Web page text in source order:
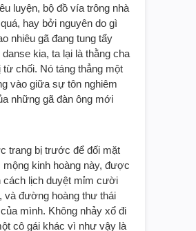
luyện, bộ đồ vía trông nhà
hay bởi nguyên do gì
nhiêu gã đang tung tẩy
danse kia, ta lại là thằng cha
từ chối. Nó táng thẳng một
vào giữa sự tôn nghiêm
những gã đàn ông mới
trang bị trước để đối mặt
kinh hoàng này, được
cách lịch duyệt mỉm cười
và đường hoàng thư thái
mình. Không nhảy xổ đi
cô gái khác vì như vậy là